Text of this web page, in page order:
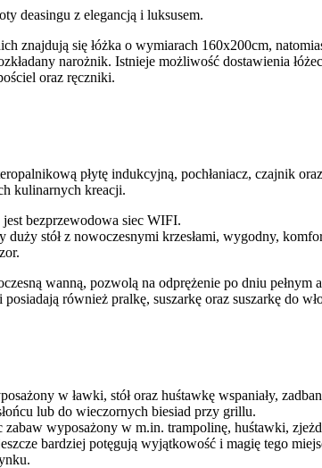
deasingu z elegancją i luksusem.
znajdują się łóżka o wymiarach 160x200cm,
narożnik. Istnieje możliwość dostawienia
oraz ręczniki.
płytę indukcyjną, pochłaniacz, czajnik
kulinarnych kreacji.
jest bezprzewodowa siec WIFI.
stół z nowoczesnymi krzesłami, wygodny,
wanną, pozwolą na odprężenie po dniu pełnym
również pralkę, suszarkę oraz suszarkę do
w ławki, stół oraz huśtawkę wspaniały,
lub do wieczornych biesiad przy grillu.
wyposażony w m.in. trampolinę, huśtawki,
bardziej potęgują wyjątkowość i magię tego